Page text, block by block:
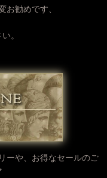
お勧めです、
。
ーや、 お得なセールのご